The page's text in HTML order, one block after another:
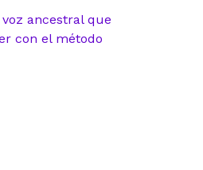
ancestral que
con el método